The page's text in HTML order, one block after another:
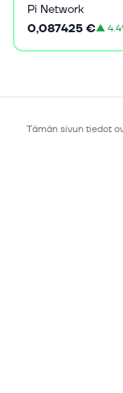
Pi Network
0,087425 €▲
Tämän sivun tiedot